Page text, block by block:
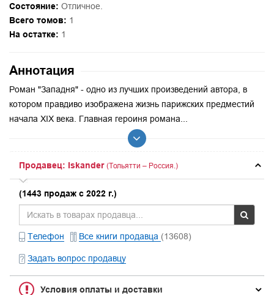
Состояние: Отличное.
Всего томов: 1
На остатке: 1
Аннотация
Роман "Западня" - одно из лучших произведений автора, в
котором правдиво изображена жизнь парижских предместий
начала XIX века. Главная героиня романа...
Продавец: Iskander (Тольятти – Россия.)
(1443 продаж с 2022 г.)
Телефон Все книги продавца (13608)
Задать вопрос продавцу
Условия оплаты и доставки